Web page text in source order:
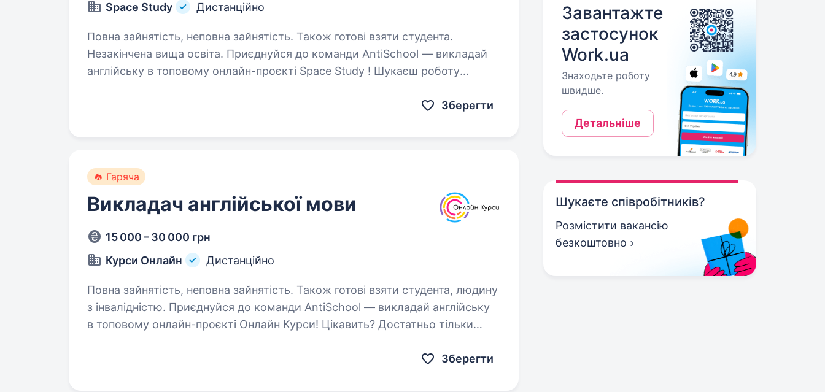
Space Study
Дистанційно
Повна зайнятість, неповна зайнятість. Також готові взяти студента.
Незакінчена вища освіта. Приєднуйся до команди AntiSchool — викладай
англійську в топовому онлайн-проєкті Space Study ! Шукаєш роботу
Зберегти
Гаряча
Викладач англійської мови
15 000 – 30 000 грн
Курси Онлайн
Дистанційно
Повна зайнятість, неповна зайнятість. Також готові взяти студента, людину
з інвалідністю. Приєднуйся до команди AntiSchool — викладай англійську
в топовому онлайн-проєкті Онлайн Курси! Цікавить? Достатньо тільки
Зберегти
Завантажте
застосунок
Work.ua
Знаходьте роботу
швидше.
Детальніше
Шукаєте співробітників?
Розмістити вакансію
безкоштовно